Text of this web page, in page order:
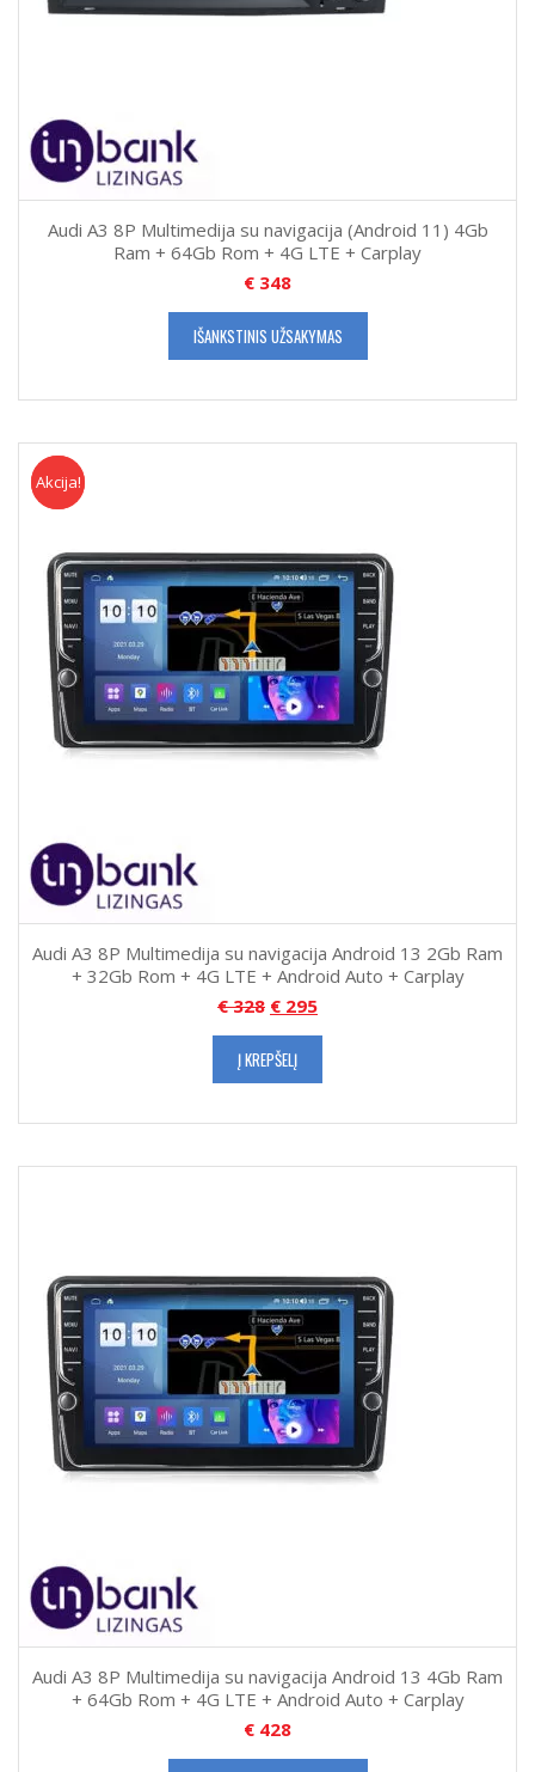
Audi A3 8P Multimedija su navigacija (Android 11) 4Gb
Ram + 64Gb Rom + 4G LTE + Carplay
€ 348
IŠANKSTINIS UŽSAKYMAS
Akcija
Akcija!
Audi A3 8P Multimedija su navigacija Android 13 2Gb Ram
+ 32Gb Rom + 4G LTE + Android Auto + Carplay
€328 € 295
Į KREPŠELĮ
Audi A3 8P Multimedija su navigacija Android 13 4Gb Ram
+ 64Gb Rom + 4G LTE + Android Auto + Carplay
€ 428